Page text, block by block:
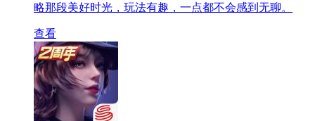
略那段美好时光，玩法有趣，一点都不会感到无聊。
查看